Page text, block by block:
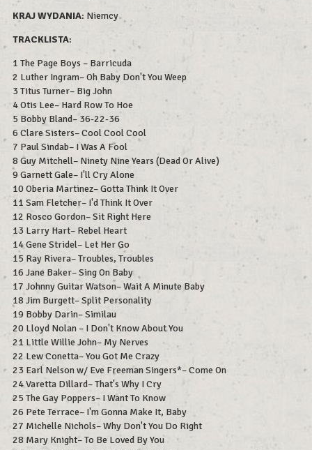
KRAJ WYDANIA: Niemcy
TRACKLISTA:
1 The Page Boys – Barricuda
2 Luther Ingram– Oh Baby Don't You Weep
3 Titus Turner– Big John
4 Otis Lee– Hard Row To Hoe
5 Bobby Bland– 36-22-36
6 Clare Sisters– Cool Cool Cool
7 Paul Sindab– I Was A Fool
8 Guy Mitchell– Ninety Nine Years (Dead Or Alive)
9 Garnett Gale– I'll Cry Alone
10 Oberia Martinez– Gotta Think It Over
11 Sam Fletcher– I'd Think It Over
12 Rosco Gordon– Sit Right Here
13 Larry Hart– Rebel Heart
14 Gene Stridel– Let Her Go
15 Ray Rivera– Troubles, Troubles
16 Jane Baker– Sing On Baby
17 Johnny Guitar Watson– Wait A Minute Baby
18 Jim Burgett– Split Personality
19 Bobby Darin– Similau
20 Lloyd Nolan – I Don't Know About You
21 Little Willie John– My Nerves
22 Lew Conetta– You Got Me Crazy
23 Earl Nelson w/ Eve Freeman Singers*– Come On
24 Varetta Dillard– That's Why I Cry
25 The Gay Poppers– I Want To Know
26 Pete Terrace– I'm Gonna Make It, Baby
27 Michelle Nichols– Why Don't You Do Right
28 Mary Knight– To Be Loved By You